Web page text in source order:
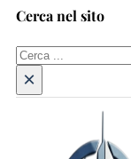
Cerca nel sito
Cerca
×